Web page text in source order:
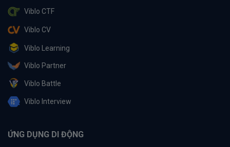
Viblo CTF
Viblo CV
Viblo Learning
Viblo Partner
Viblo Battle
Viblo Interview
ỨNG DỤNG DI ĐỘNG